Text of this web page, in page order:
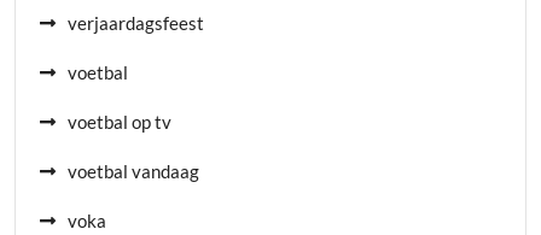
verjaardagsfeest
voetbal
voetbal op tv
voetbal vandaag
voka